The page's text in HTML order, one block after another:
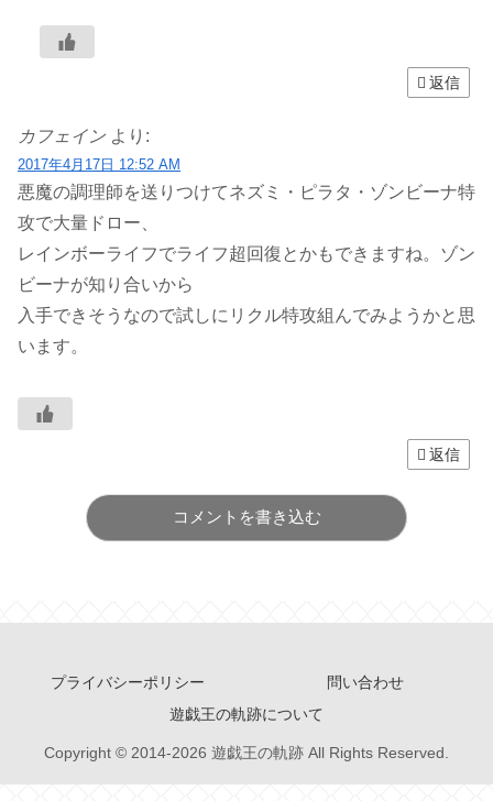
返信
カフェイン より:
2017年4月17日 12:52 AM
悪魔の調理師を送りつけてネズミ・ピラタ・ゾンビーナ特
攻で大量ドロー、
レインボーライフでライフ超回復とかもできますね。ゾン
ビーナが知り合いから
入手できそうなので試しにリクル特攻組んでみようかと思
います。
返信
コメントを書き込む
プライバシーポリシー
問い合わせ
遊戯王の軌跡について
Copyright © 2014-2026 遊戯王の軌跡 All Rights Reserved.